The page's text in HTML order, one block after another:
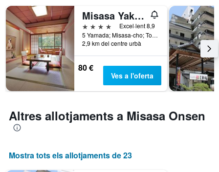
Misasa Yakushinoyu Mansuirou
4 estrelles
Excel·lent 8,9
5 Yamada; Misasa-cho; Tohaku-gun; Tottori, Misasa, Japó
2,9 km del centre urbà
80 €
Ves a l'oferta
Altres allotjaments a Misasa Onsen
Mostra tots els allotjaments de 23